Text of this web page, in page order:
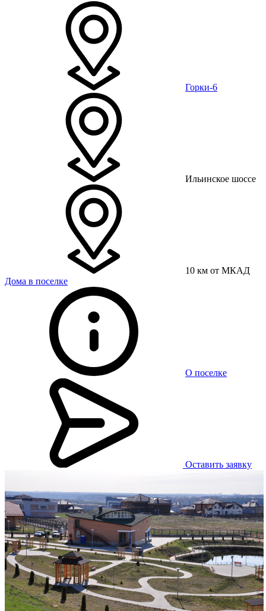
Горки-6
Ильинское шоссе
10 км от МКАД
Дома в поселке
О поселке
Оставить заявку